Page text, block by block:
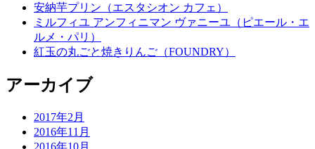
安納芋プリン（エスタシオン カフェ）
ミルフィユ アンフィニマン ヴァニーユ（ピエール・エ
ルメ・パリ）
紅玉の丸ごと焼きりんご（FOUNDRY）
アーカイブ
2017年2月
2016年11月
2016年10月